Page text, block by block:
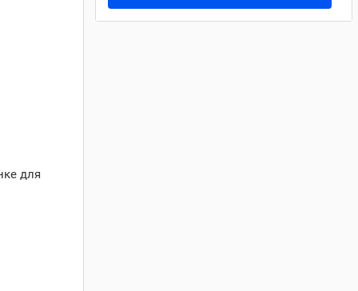
для